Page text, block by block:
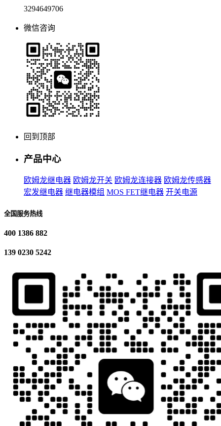
3294649706
微信咨询
回到顶部
产品中心
欧姆龙继电器 欧姆龙开关 欧姆龙连接器 欧姆龙传感器
宏发继电器 继电器模组 MOS FET继电器 开关电源
全国服务热线
400 1386 882
139 0230 5242